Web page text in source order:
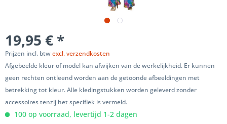
19,95 € *
Prijzen incl. btwexcl. verzendkosten
Afgebeelde kleur of model kan afwijken van de werkelijkheid. Er kunnen
geen rechten ontleend worden aan de getoonde afbeeldingen met
betrekking tot kleur. Alle kledingstukken worden geleverd zonder
accessoires tenzij het specifiek is vermeld.
100 op voorraad, levertijd 1-2 dagen